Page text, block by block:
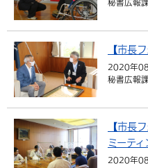
秘書広報課
【市長
2020年
秘書広報課
【市長
ミーティ
2020年